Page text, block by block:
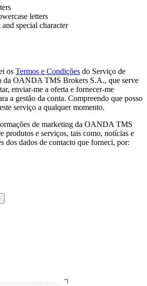
letters
special character
os Termos e Condições do Serviço de
da OANDA TMS Brokers S.A., que serve
enviar-me a oferta e fornecer-me
a gestão da conta. Compreendo que posso
serviço a qualquer momento.
de marketing da OANDA TMS
produtos e serviços, tais como, notícias e
dos dados de contacto que forneci, por: